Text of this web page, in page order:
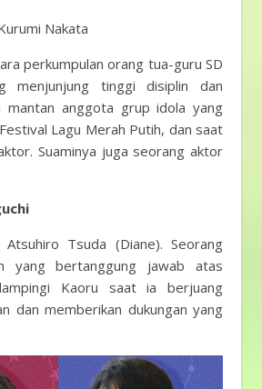
Nakata
perkumpulan orang tua-guru SD
menjunjung tinggi disiplin dan
mantan anggota grup idola yang
Lagu Merah Putih, dan saat
Suaminya juga seorang aktor
Atsuhiro Tsuda (Diane). Seorang
yang bertanggung jawab atas
Kaoru saat ia berjuang
dan memberikan dukungan yang